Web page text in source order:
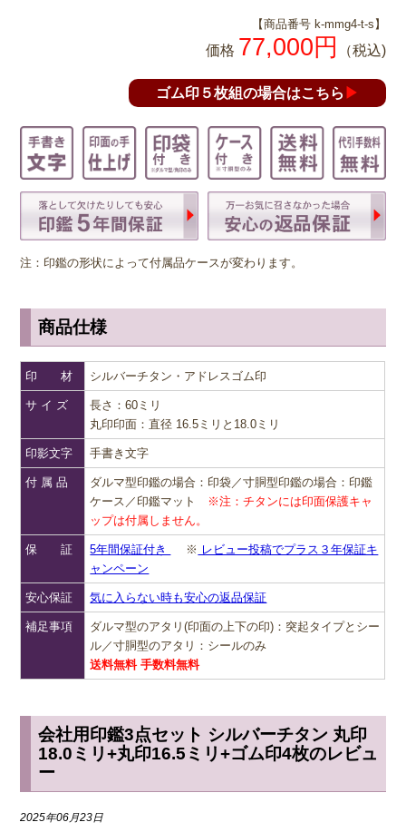
【商品番号 k-mmg4-t-s】
価格 77,000円 （税込)
ゴム印５枚組の場合はこちら ▶
注：印鑑の形状によって付属品ケースが変わります。
商品仕様
印 材 シルバーチタン・アドレスゴム印
サ イ ズ
長さ：60ミリ
丸印印面：直径 16.5ミリと18.0ミリ
印影文字 手書き文字
付 属 品
ダルマ型印鑑の場合：印袋／寸胴型印鑑の場合：印鑑
ケース／印鑑マット
※注：チタンには印面保護キャ
ップは付属しません。
保 証 5年間保証付き ※ レビュー投稿でプラス３年保証キ
ャンペーン
安心保証 気に入らない時も安心の返品保証
補足事項
ダルマ型のアタリ(印面の上下の印)：突起タイプとシー
ル／寸胴型のアタリ：シールのみ
送料無料 手数料無料
会社用印鑑3点セット シルバーチタン 丸印
18.0ミリ+丸印16.5ミリ+ゴム印4枚のレビュ
ー
2025年06月23日